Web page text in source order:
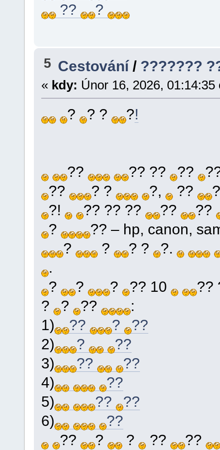
??
?
5 Cestování/ ???????
« kdy: Únor 16, 2026, 01:14:35
? ? ? ?!
?? ?? ?? ??
??
? ? ?, ??
?!
?? ?? ?? ??
??
?
?? – hp, canon,
?
? ? ?
?.
.
?
? ? ?? 10
??
?
? ??
:
1)
?? ?
??
2)
?
??
3)
??
??
4)
??
5)
??
??
6)
??
??
? ? ??
??